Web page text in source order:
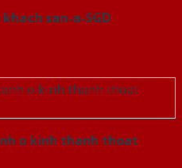
san-a-SGD
o kinh thanh thoat